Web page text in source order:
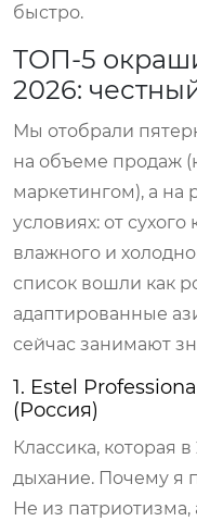
быстро.
ТОП-5
2026:
Мы отобрали
на объеме продаж
маркетингом), а на
условиях: от
влажного и
список вошли как
адаптированные
сейчас занимают
1. Estel
(Россия)
Классика, которая
дыхание. Почему я
Не из